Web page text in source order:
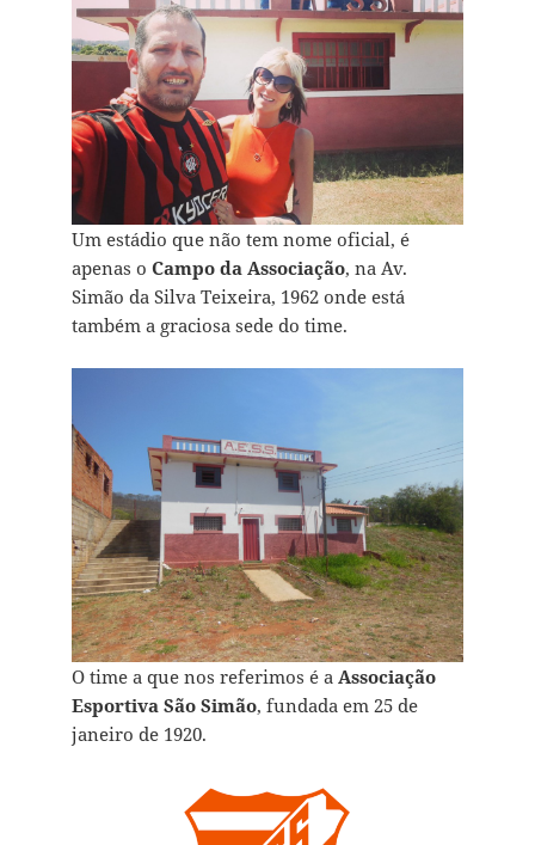
Um estádio que não tem nome oficial, é
apenas o Campo da Associação, na Av.
Simão da Silva Teixeira, 1962 onde está
também a graciosa sede do time.
O time a que nos referimos é a Associação
Esportiva São Simão, fundada em 25 de
janeiro de 1920.